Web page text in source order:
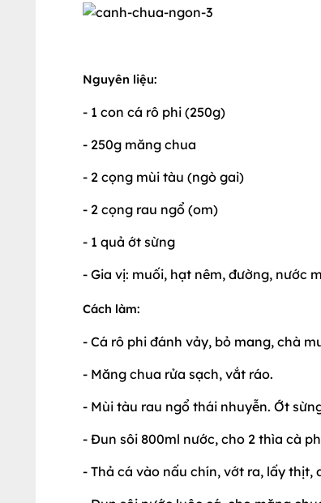
Nguyên liệu:
- 1 con cá rô phi (250g)
- 250g măng chua
- 2 cọng mùi tàu (ngò gai)
- 2 cọng rau ngổ (om)
- 1 quả ớt sừng
- Gia vị: muối, hạt nêm, đường, nước
Cách làm:
- Cá rô phi đánh vảy, bỏ mang, chà
- Măng chua rửa sạch, vắt ráo.
- Mùi tàu rau ngổ thái nhuyễn. Ớt
- Đun sôi 800ml nước, cho 2 thìa cà
- Thả cá vào nấu chín, vớt ra, lấy thịt,